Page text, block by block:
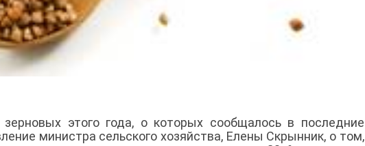
этого года, о которых сообщалось в последние
министра сельского хозяйства, Елены Скрынник, о том,